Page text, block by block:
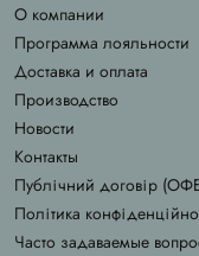
О компании
Программа лояльности
Доставка и оплата
Производство
Новости
Контакты
Публічний договір
Політика
Часто задаваемые